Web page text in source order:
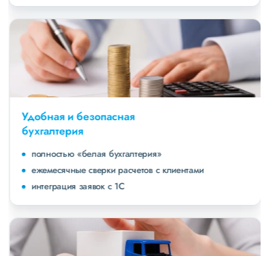
Удобная и безопасная
бухгалтерия
полностью «белая бухгалтерия»
ежемесячные сверки расчетов с клиентами
интеграция заявок с 1С